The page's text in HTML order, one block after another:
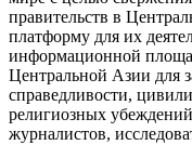
правительств в
платформу для их
информационной
Центральной Азии для
справедливости,
религиозных
журналистов,